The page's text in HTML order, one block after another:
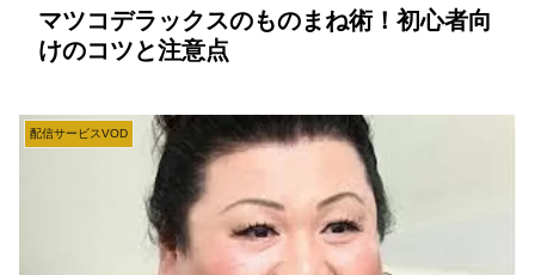
マツコデラックスのものまね術！初心者向
けのコツと注意点
配信サービスVOD